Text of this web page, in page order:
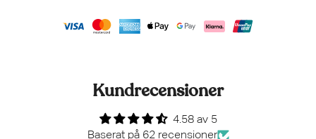
Kundrecensioner
4.58 av 5
Baserat på 62 recensioner